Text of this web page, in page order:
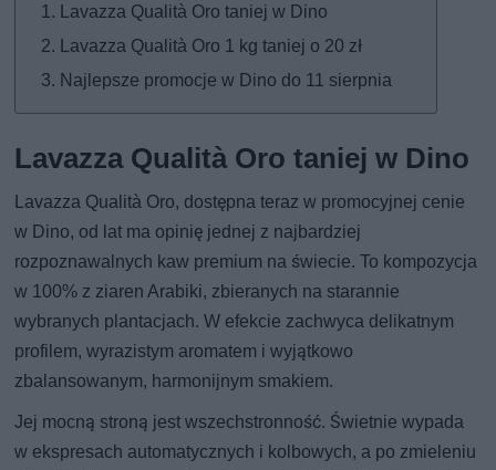
Lavazza Qualità Oro taniej w Dino
Lavazza Qualità Oro 1 kg taniej o 20 zł
Najlepsze promocje w Dino do 11 sierpnia
Lavazza Qualità Oro taniej w Dino
Lavazza Qualità Oro, dostępna teraz w promocyjnej cenie
w Dino, od lat ma opinię jednej z najbardziej
rozpoznawalnych kaw premium na świecie. To kompozycja
w 100% z ziaren Arabiki, zbieranych na starannie
wybranych plantacjach. W efekcie zachwyca delikatnym
profilem, wyrazistym aromatem i wyjątkowo
zbalansowanym, harmonijnym smakiem.
Jej mocną stroną jest wszechstronność. Świetnie wypada
w ekspresach automatycznych i kolbowych, a po zmieleniu